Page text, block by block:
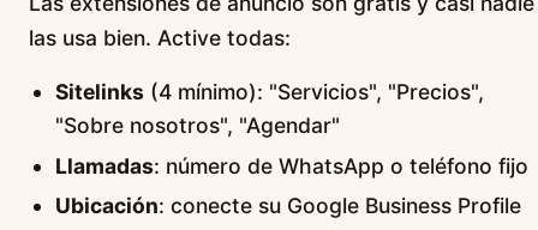
las usa bien. Active todas:
Sitelinks (4 mínimo): "Servicios", "Precios",
"Sobre nosotros", "Agendar"
Llamadas: número de WhatsApp o teléfono fijo
Ubicación: conecte su Google Business Profile